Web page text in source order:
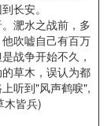
长安。
淝水之战前，多
吹嘘自己有百万
战争开始不久，
草木，误认为都
听到"风声鹤唳",
木皆兵)